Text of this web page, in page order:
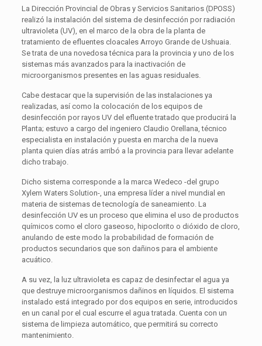
La Dirección Provincial de Obras y Servicios Sanitarios (DPOSS)
realizó la instalación del sistema de desinfección por radiación
ultravioleta (UV), en el marco de la obra de la planta de
tratamiento de efluentes cloacales Arroyo Grande de Ushuaia.
Se trata de una novedosa técnica para la provincia y uno de los
sistemas más avanzados para la inactivación de
microorganismos presentes en las aguas residuales.
Cabe destacar que la supervisión de las instalaciones ya
realizadas, así como la colocación de los equipos de
desinfección por rayos UV del efluente tratado que producirá la
Planta; estuvo a cargo del ingeniero Claudio Orellana, técnico
especialista en instalación y puesta en marcha de la nueva
planta quien días atrás arribó a la provincia para llevar adelante
dicho trabajo.
Dicho sistema corresponde a la marca Wedeco -del grupo
Xylem Waters Solution-, una empresa líder a nivel mundial en
materia de sistemas de tecnología de saneamiento. La
desinfección UV es un proceso que elimina el uso de productos
químicos como el cloro gaseoso, hipoclorito o dióxido de cloro,
anulando de este modo la probabilidad de formación de
productos secundarios que son dañinos para el ambiente
acuático.
A su vez, la luz ultravioleta es capaz de desinfectar el agua ya
que destruye microorganismos dañinos en líquidos. El sistema
instalado está integrado por dos equipos en serie, introducidos
en un canal por el cual escurre el agua tratada. Cuenta con un
sistema de limpieza automático, que permitirá su correcto
mantenimiento.